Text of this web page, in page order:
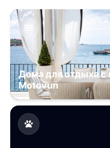
Дома для отдыха с
Motovun